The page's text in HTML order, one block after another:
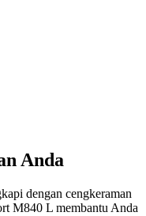
Anda
dengan cengkeraman
M840 L membantu Anda